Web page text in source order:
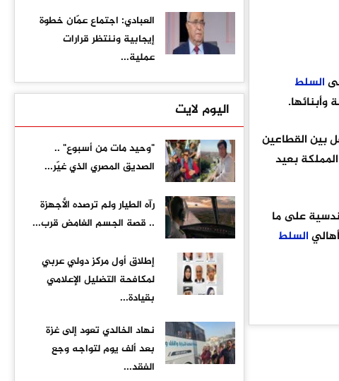
السلط
بين القطاعين
بعيد
على ما
السلط
العبادي: اجتماع عمّان خطوة
إيجابية وننتظر قرارات
عملية...
اليوم لايت
"وحيد مات من أسبوع" ..
الصديق المصري الذي غيّر...
رآه الطيار ولم ترصده الأجهزة
.. قصة الجسم الغامض قرب...
إطلاق أول مركز دولي عربي
لمكافحة التضليل الإعلامي
بقيادة...
نهاد الخالدي تعود إلى غزة
بعد ألف يوم لتواجه وجع
الفقد...